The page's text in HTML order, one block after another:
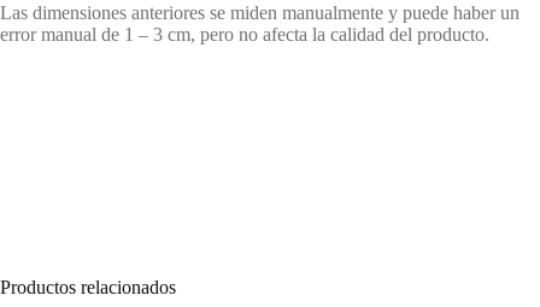
Las dimensiones anteriores se miden manualmente y puede haber un
error manual de 1 – 3 cm, pero no afecta la calidad del producto.
Productos relacionados